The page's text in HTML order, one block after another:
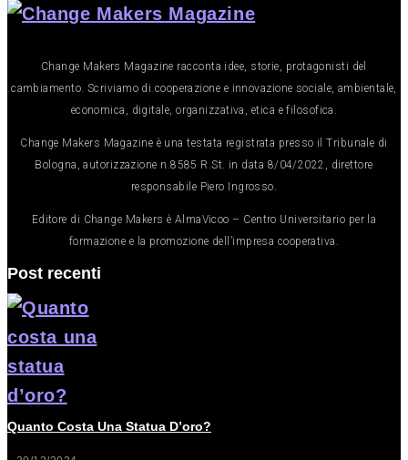
Change Makers Magazine racconta idee, storie, protagonisti del
cambiamento. Scriviamo di cooperazione e innovazione sociale, ambientale,
economica, digitale, organizzativa, etica e filosofica.
Change Makers Magazine è una testata registrata presso il Tribunale di
Bologna, autorizzazione n.8585 R.St. in data 8/04/2022, direttore
responsabile Piero Ingrosso.
Editore di Change Makers è AlmaVicoo – Centro Universitario per la
formazione e la promozione dell’impresa cooperativa.
Post recenti
Quanto Costa Una Statua D’oro?